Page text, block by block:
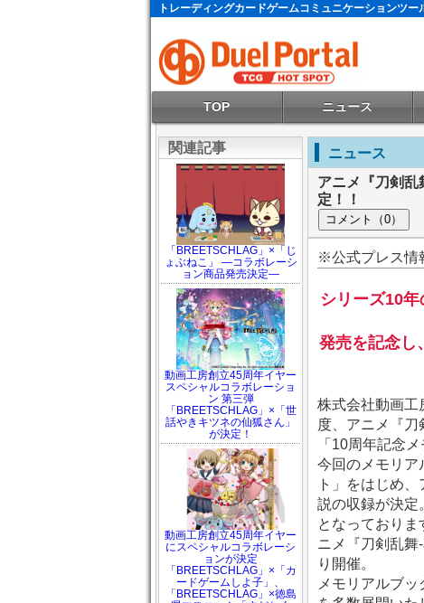
トレーディングカードゲームコミュニケーションツー
TOP ニュース
関連記事
「BREETSCHLAG」×「じ
ょぶねこ」 ―コラボレーシ
ョン商品発売決定―
動画工房創立45周年イヤー
スペシャルコラボレーショ
ン 第三弾
「BREETSCHLAG」×「世
話やきキツネの仙狐さん」
が決定！
動画工房創立45周年イヤー
にスペシャルコラボレーシ
ョンが決定
「BREETSCHLAG」×「カ
ードゲームしよ子」、
「BREETSCHLAG」×徳島
ニュース
アニメ『刀剣乱
定！！
※公式プレス情
シリーズ10
発売を記念し
株式会社動画
度、アニメ『
「10周年記念
今回のメモリア
ト」をはじめ
説の収録が決定
となっており
ニメ『刀剣乱
り開催。
メモリアルブ